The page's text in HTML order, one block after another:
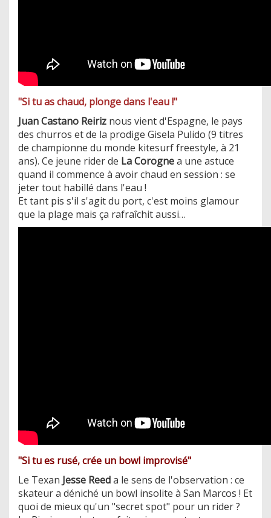
"Si tu as chaud, plonge dans l'eau !"
Juan Castano Reiriz nous vient d'Espagne, le pays
des churros et de la prodige Gisela Pulido (9 titres
de championne du monde kitesurf freestyle, à 21
ans). Ce jeune rider de La Corognea une astuce
quand il commence à avoir chaud en session : se
jeter tout habillé dans l'eau !
Et tant pis s'il s'agit du port, c'est moins glamour
que la plage mais ça rafraîchit aussi…
"Si tu es rusé, crée un bowl improvisé"
Le Texan Jesse Reeda le sens de l'observation : ce
skateur a déniché un bowl insolite à San Marcos ! Et
quoi de mieux qu'un "secret spot" pour un rider ?